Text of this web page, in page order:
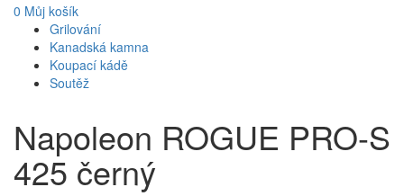
0 Můj košík
Grilování
Kanadská kamna
Koupací kádě
Soutěž
Napoleon ROGUE PRO-S
425 černý